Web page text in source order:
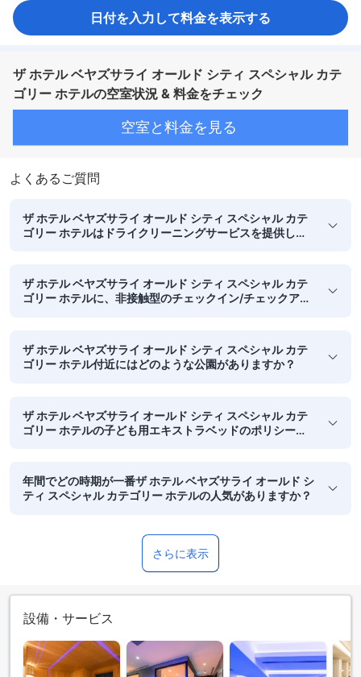
日付を入力して料金を表示する
ザ ホテル ベヤズサライ オールド シティ スペシャル カテ
ゴリー ホテルの空室状況 & 料金をチェック
空室と料金を見る
よくあるご質問
ザ ホテル ベヤズサライ オールド シティ スペシャル カテ
ゴリー ホテルはドライクリーニングサービスを提供して
ザ ホテル ベヤズサライ オールド シティ スペシャル カテ
ゴリー ホテルに、非接触型のチェックイン/チェックアウ
ザ ホテル ベヤズサライ オールド シティ スペシャル カテ
ゴリー ホテル付近にはどのような公園がありますか？
ザ ホテル ベヤズサライ オールド シティ スペシャル カテ
ゴリー ホテルの子ども用エキストラベッドのポリシーは
年間でどの時期が一番ザ ホテル ベヤズサライ オールド シ
ティ スペシャル カテゴリー ホテルの人気がありますか？
さらに表示
設備・サービス